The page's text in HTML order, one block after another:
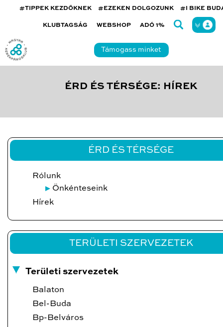
#TIPPEK KEZDŐKNEK #EZEKEN DOLGOZUNK #I BIKE
KLUBTAGSÁG WEBSHOP ADÓ 1%
Támogass minket
ÉRD ÉS TÉRSÉGE: HÍREK
ÉRD ÉS TÉRSÉGE
Rólunk
Önkénteseink
Hírek
TERÜLETI SZERVEZETEK
Területi szervezetek
Balaton
Bel-Buda
Bp-Belváros